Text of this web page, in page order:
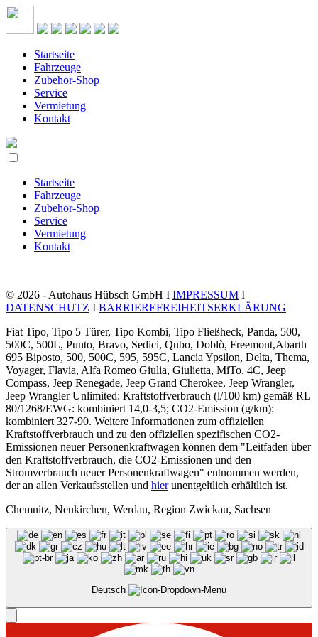
Startseite
Fahrzeuge
Zubehör-Shop
Service
Vermietung
Kontakt
Startseite
Fahrzeuge
Zubehör-Shop
Service
Vermietung
Kontakt
© 2026 - Autohaus Hübsch GmbH I IMPRESSUM I
DATENSCHUTZ I BARRIEREFREIHEITSERKLÄRUNG
Fiat Tipo, Tipo 5 Türer, Tipo Kombi, Tipo Fließheck, Panda, 500,
500C, 500L, Punto, Bravo, Sedici, Qubo, Doblò, Freemont,Abarth
695 Biposto, 500, 500C, 595, 595C, Lancia Ypsilon, Delta, Thema,
Voyager, Flavia, Alfa Romeo Giulia, Giulietta, MiTo, 4C, Jeep
Compass, Jeep Renegade, Jeep Grand Cherokee, Jeep Wrangler,
Jeep Wrangler Unlimited: Kraftstoffverbrauch (l/100 km) gemäß RL
80/1268/EWG: kombiniert 14,0-3,5; CO2-Emission (g/km):
kombiniert 327-90. Weitere Informationen zum offiziellen
Kraftstoffverbrauch und zu den offiziellen spezifischen CO2-
Emissionen neuer Personenkraftwagen können dem "Leitfaden über
den Kraftstoffverbrauch, die CO2-Emissionen und den
Stromverbrauch neuer Personenkraftwagen" entnommen werden,
der an allen Verkaufsstellen und hierunentgeltlich erhältlich ist.
Chemnitz, Neukirchen, Werdau, Region Zwickau, Sachsen
Deutsch